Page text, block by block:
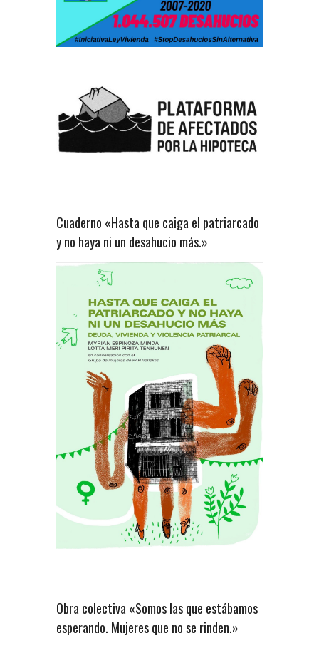
Cuaderno «Hasta que caiga el patriarcado
y no haya ni un desahucio más.»
Obra colectiva «Somos las que estábamos
esperando. Mujeres que no se rinden.»